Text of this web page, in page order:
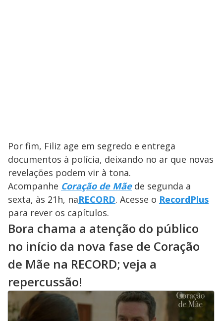
Por fim, Filiz age em segredo e entrega
documentos à polícia, deixando no ar que novas
revelações podem vir à tona.
Acompanhe Coração de Mãede segunda a
sexta, às 21h, naRECORD. Acesse o RecordPlus
para rever os capítulos.
Bora chama a atenção do público
no início da nova fase de Coração
de Mãe na RECORD; veja a
repercussão!